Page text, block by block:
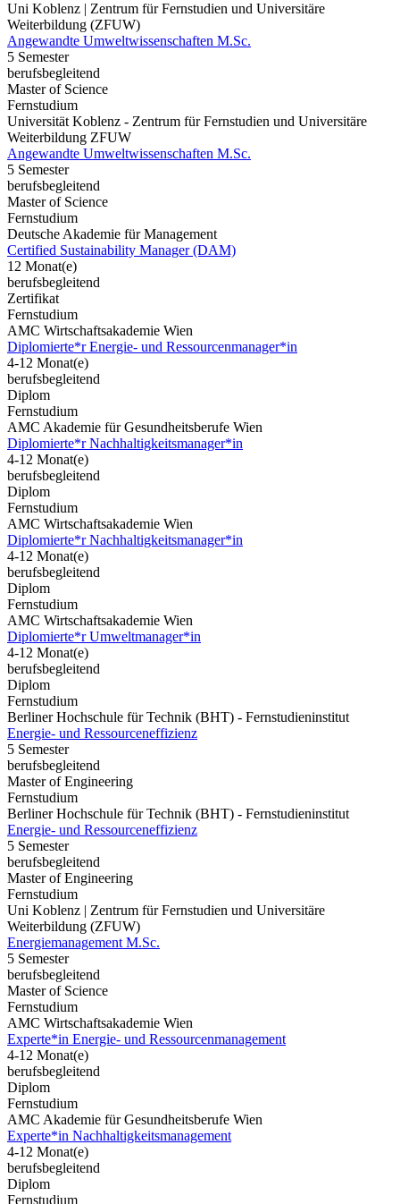
Uni Koblenz | Zentrum für Fernstudien und Universitäre
Weiterbildung (ZFUW)
Angewandte Umweltwissenschaften M.Sc.
5 Semester
berufsbegleitend
Master of Science
Fernstudium
Universität Koblenz - Zentrum für Fernstudien und Universitäre
Weiterbildung ZFUW
Angewandte Umweltwissenschaften M.Sc.
5 Semester
berufsbegleitend
Master of Science
Fernstudium
Deutsche Akademie für Management
Certified Sustainability Manager (DAM)
12 Monat(e)
berufsbegleitend
Zertifikat
Fernstudium
AMC Wirtschaftsakademie Wien
Diplomierte*r Energie- und Ressourcenmanager*in
4-12 Monat(e)
berufsbegleitend
Diplom
Fernstudium
AMC Akademie für Gesundheitsberufe Wien
Diplomierte*r Nachhaltigkeitsmanager*in
4-12 Monat(e)
berufsbegleitend
Diplom
Fernstudium
AMC Wirtschaftsakademie Wien
Diplomierte*r Nachhaltigkeitsmanager*in
4-12 Monat(e)
berufsbegleitend
Diplom
Fernstudium
AMC Wirtschaftsakademie Wien
Diplomierte*r Umweltmanager*in
4-12 Monat(e)
berufsbegleitend
Diplom
Fernstudium
Berliner Hochschule für Technik (BHT) - Fernstudieninstitut
Energie- und Ressourceneffizienz
5 Semester
berufsbegleitend
Master of Engineering
Fernstudium
Berliner Hochschule für Technik (BHT) - Fernstudieninstitut
Energie- und Ressourceneffizienz
5 Semester
berufsbegleitend
Master of Engineering
Fernstudium
Uni Koblenz | Zentrum für Fernstudien und Universitäre
Weiterbildung (ZFUW)
Energiemanagement M.Sc.
5 Semester
berufsbegleitend
Master of Science
Fernstudium
AMC Wirtschaftsakademie Wien
Experte*in Energie- und Ressourcenmanagement
4-12 Monat(e)
berufsbegleitend
Diplom
Fernstudium
AMC Akademie für Gesundheitsberufe Wien
Experte*in Nachhaltigkeitsmanagement
4-12 Monat(e)
berufsbegleitend
Diplom
Fernstudium